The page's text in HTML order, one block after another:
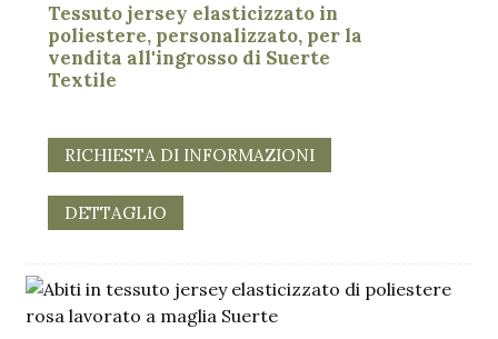
Tessuto jersey elasticizzato in
poliestere, personalizzato, per la
vendita all'ingrosso di Suerte
Textile
RICHIESTA DI INFORMAZIONI
DETTAGLIO